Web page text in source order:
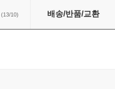
(13/10) 배송/반품/교환